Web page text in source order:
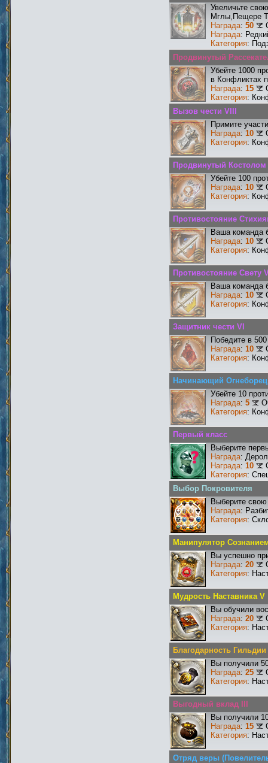
Увеличьте
Мглы,Пещере
Награда: 50
Награда:
Категория:
Продвинутый
Убейте 1000
в Конфликтах
Награда: 15
Категория:
Вызов чести VIII
Примите
Награда: 10
Категория:
Продвинутый Костолом
Убейте 100
Награда: 10
Категория:
Противостояние
Ваша команда
Награда: 10
Категория:
Противостояние Свету
Ваша команда
Награда: 10
Категория:
Защитник чести VI
Победите в
Награда: 10
Категория:
Начинающий Огнеборец
Убейте 10
Награда: 5
Категория:
Первый класс
Выберите
Награда:
Награда: 10
Категория:
Выбор Покровителя
Выберите свою
Награда:
Категория:
Манипулятор
Вы успешно
Награда: 20
Категория:
Мудрость Наставника V
Вы обучили
Награда: 20
Категория:
Благодарность Гильдии
Вы получили
Награда: 25
Категория:
Выгодный вклад III
Вы получили
Награда: 15
Категория:
Отряд веры